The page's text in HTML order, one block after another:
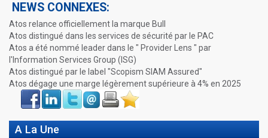
NEWS CONNEXES:
Atos relance officiellement la marque Bull
Atos distingué dans les services de sécurité par le PAC
Atos a été nommé leader dans le " Provider Lens " par
l'Information Services Group (ISG)
Atos distingué par le label "Scopism SIAM Assured"
Atos dégage une marge légèrement supérieure à 4% en 2025
Face
book
LinkIn Twitter Envoyer ImprimerFavoris
A La Une